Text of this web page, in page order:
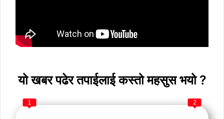
यो खबर पढेर तपाईलाई कस्तो महसुस भयो ?
1 2